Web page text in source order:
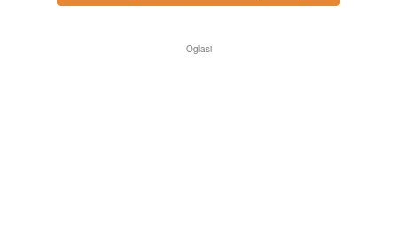
Oglasi